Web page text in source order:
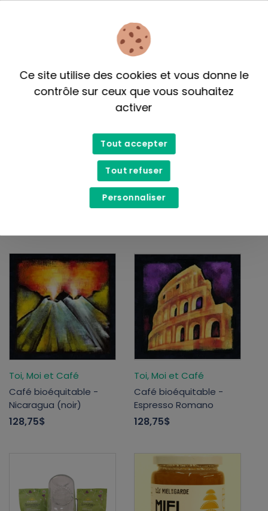
11,99$
Sac pour lait végétal
Toi, Moi et Café
Café bioéquitable-
Mélange Nordic (noir)
Toi, Moi et Café
Café bioéquitable -
Nicaragua (noir)
128,75$
Toi, Moi et Café
Café bioéquitable -
Espresso Romano
128,75$
Ce site utilise des cookies et vous donne le
contrôle sur ceux que vous souhaitez
activer
Tout accepter
Tout refuser
Personnaliser